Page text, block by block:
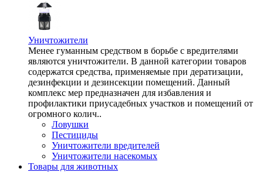
Уничтожители
Менее гуманным средством в борьбе с вредителями
являются уничтожители. В данной категории товаров
содержатся средства, применяемые при дератизации,
дезинфекции и дезинсекции помещений. Данный
комплекс мер предназначен для избавления и
профилактики приусадебных участков и помещений от
огромного колич..
Ловушки
Пестициды
Уничтожители вредителей
Уничтожители насекомых
Товары для животных